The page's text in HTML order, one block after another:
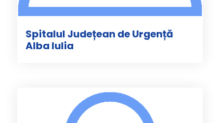
Spitalul Județean de Urgență
Alba Iulia